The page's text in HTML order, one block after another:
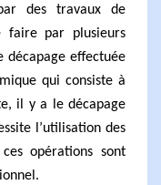
des travaux de
faire par plusieurs
décapage effectuée
qui consiste à
il y a le décapage
l’utilisation des
opérations sont